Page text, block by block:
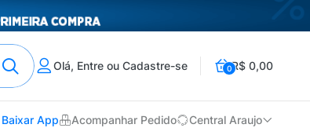
Olá, Entre ou Cadastre-se 0R$ 0,00
Baixar App Acompanhar Pedido Central Araujo